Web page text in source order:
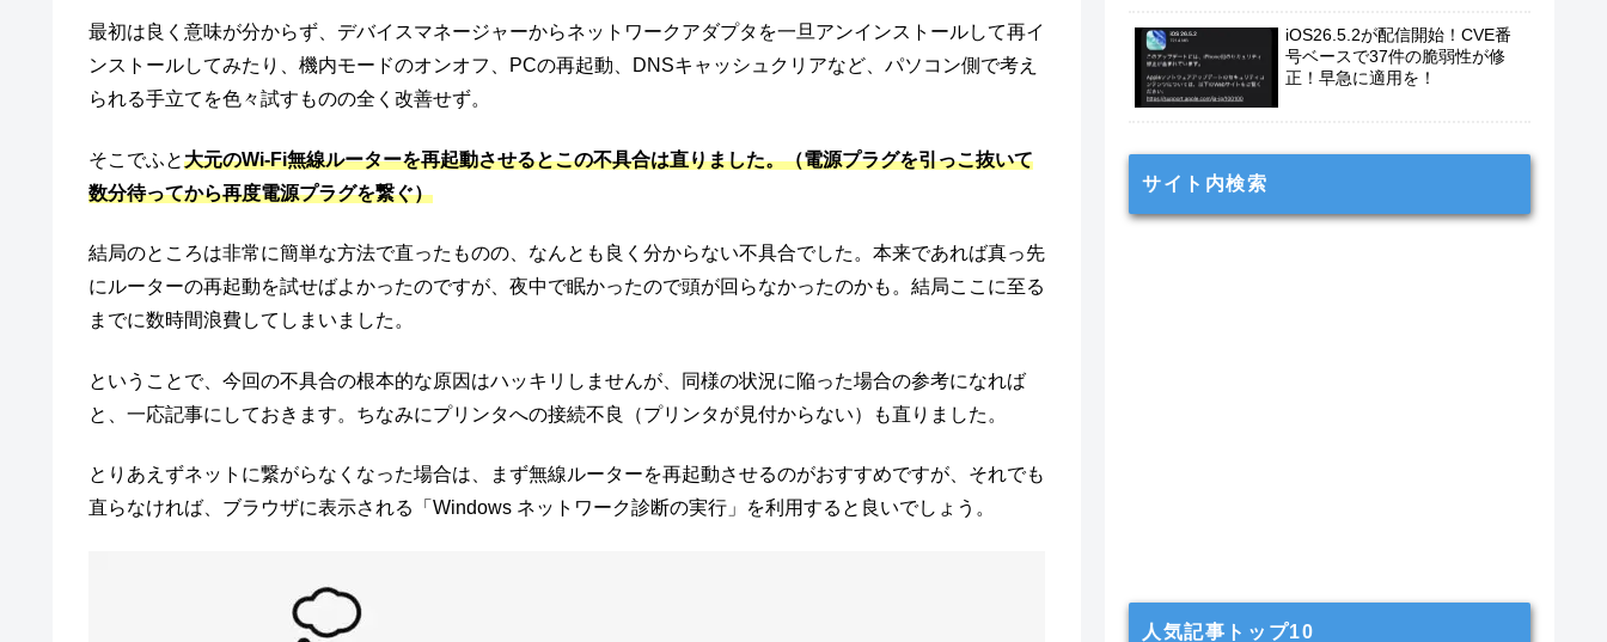
最初は良く意味が分からず、デバイスマネージャーからネットワークアダプタを一旦アンインストールして再イ
ンストールしてみたり、機内モードのオンオフ、PCの再起動、DNSキャッシュクリアなど、パソコン側で考え
られる手立てを色々試すものの全く改善せず。
そこでふと大元のWi-Fi無線ルーターを再起動させるとこの不具合は直りました。（電源プラグを引っこ抜いて
数分待ってから再度電源プラグを繋ぐ）
結局のところは非常に簡単な方法で直ったものの、なんとも良く分からない不具合でした。本来であれば真っ先
にルーターの再起動を試せばよかったのですが、夜中で眠かったので頭が回らなかったのかも。結局ここに至る
までに数時間浪費してしまいました。
ということで、今回の不具合の根本的な原因はハッキリしませんが、同様の状況に陥った場合の参考になれば
と、一応記事にしておきます。ちなみにプリンタへの接続不良（プリンタが見付からない）も直りました。
とりあえずネットに繋がらなくなった場合は、まず無線ルーターを再起動させるのがおすすめですが、それでも
直らなければ、ブラウザに表示される「Windows ネットワーク診断の実行」を利用すると良いでしょう。
iOS26.5.2が配信開始！CVE番
号ベースで37件の脆弱性が修
正！早急に適用を！
サイト内検索
人気記事トップ10